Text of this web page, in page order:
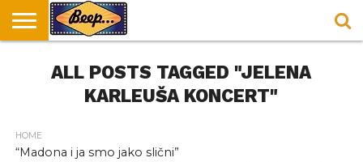
DORUČAK
BEOGRADU
SVAKODNEVICA
ENTERTAINMENT
LOKACIJE
DORUČAK
HRANA I
RECEPTI
NEPUSACKI
LOKALI
ALL POSTS TAGGED "JELENA
KARLEUŠA KONCERT"
HOME
“Madona i ja smo jako slični”